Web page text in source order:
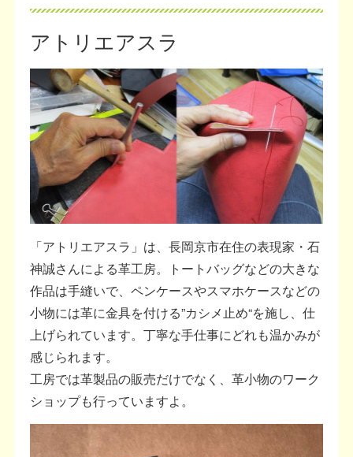
アトリエアスラ
「アトリエアスラ」は、長岡京市在住の表現家・石
神誠さんによる革工房。トートバッグなどの大きな
作品は手縫いで、ペンケースやスマホケースなどの
小物には革に金具を付ける”カシメ止め“を施し、仕
上げられています。丁寧な手仕事にどれも温かみが
感じられます。
工房では革製品の販売だけでなく、革小物のワーク
ショップも行っていますよ。